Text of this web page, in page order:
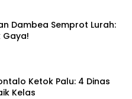
Dambea Semprot Lurah:
Gaya!‎
Ketok Palu: 4 Dinas
Kelas